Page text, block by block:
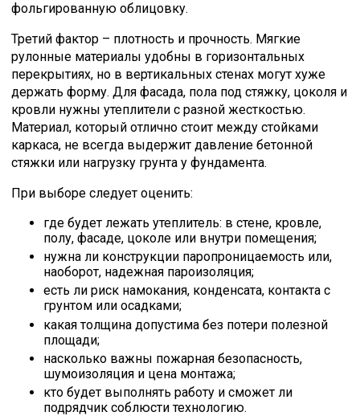
фольгированную облицовку.
Третий фактор – плотность и прочность. Мягкие
рулонные материалы удобны в горизонтальных
перекрытиях, но в вертикальных стенах могут хуже
держать форму. Для фасада, пола под стяжку, цоколя и
кровли нужны утеплители с разной жесткостью.
Материал, который отлично стоит между стойками
каркаса, не всегда выдержит давление бетонной
стяжки или нагрузку грунта у фундамента.
При выборе следует оценить:
где будет лежать утеплитель: в стене, кровле,
полу, фасаде, цоколе или внутри помещения;
нужна ли конструкции паропроницаемость или,
наоборот, надежная пароизоляция;
есть ли риск намокания, конденсата, контакта с
грунтом или осадками;
какая толщина допустима без потери полезной
площади;
насколько важны пожарная безопасность,
шумоизоляция и цена монтажа;
кто будет выполнять работу и сможет ли
подрядчик соблюсти технологию.